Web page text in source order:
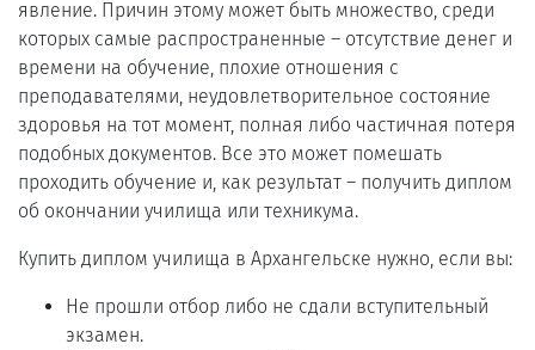
явление. Причин этому может быть множество, среди
которых самые распространенные – отсутствие денег и
времени на обучение, плохие отношения с
преподавателями, неудовлетворительное состояние
здоровья на тот момент, полная либо частичная потеря
подобных документов. Все это может помешать
проходить обучение и, как результат – получить диплом
об окончании училища или техникума.
Купить диплом училища в Архангельске нужно, если вы:
Не прошли отбор либо не сдали вступительный
экзамен.